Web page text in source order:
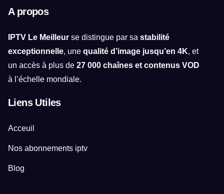
A propos
IPTV Le Meilleur se distingue par sa stabilité
exceptionnelle, une qualité d’image jusqu’en 4K, et
un accès à plus de 27 000 chaînes et contenus VOD
à l’échelle mondiale.
Liens Utiles
Acceuil
Nos abonnements iptv
Blog